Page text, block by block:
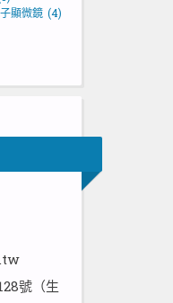
顯微鏡 (4)
號（生